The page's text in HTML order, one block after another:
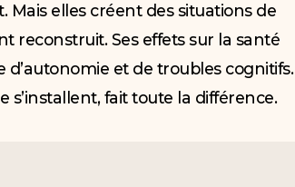
Mais elles créent des situations de
reconstruit. Ses effets sur la santé
d’autonomie et de troubles cognitifs.
s’installent, fait toute la différence.